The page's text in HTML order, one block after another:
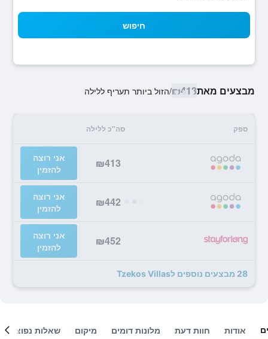
חיפוש
מבצעים מאת₪413
/הזול ביותר תעריף ללילה
ספק סה"כ ללילה
₪413
אני רוצה
להזמין
₪442
אני רוצה
להזמין
₪452
אני רוצה
להזמין
28 מבצעים נוספים לTzekos Villas
אודות חוות דעת מלונות דומים מיקום שאלות נפוצות